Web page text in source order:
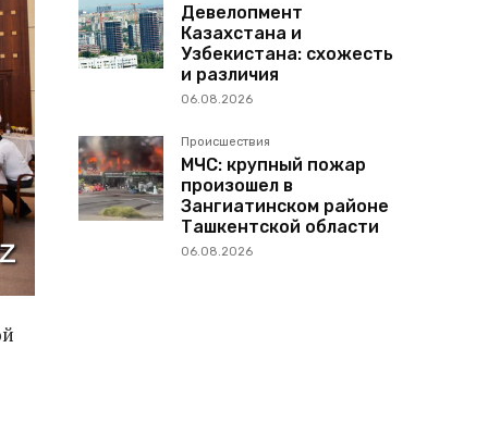
Девелопмент
Казахстана и
Узбекистана: схожесть
и различия
06.08.2026
Происшествия
МЧС: крупный пожар
произошел в
Зангиатинском районе
Ташкентской области
06.08.2026